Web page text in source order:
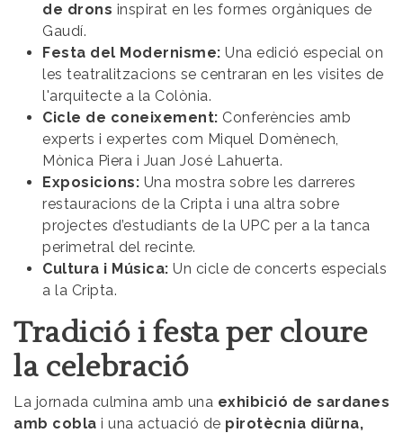
de drons inspirat en les formes orgàniques de
Gaudí.
Festa del Modernisme: Una edició especial on
les teatralitzacions se centraran en les visites de
l'arquitecte a la Colònia.
Cicle de coneixement: Conferències amb
experts i expertes com Miquel Domènech,
Mònica Piera i Juan José Lahuerta.
Exposicions: Una mostra sobre les darreres
restauracions de la Cripta i una altra sobre
projectes d’estudiants de la UPC per a la tanca
perimetral del recinte.
Cultura i Música: Un cicle de concerts especials
a la Cripta.
Tradició i festa per cloure
la celebració
La jornada culmina amb una exhibició de sardanes
amb cobla i una actuació de pirotècnia diürna,